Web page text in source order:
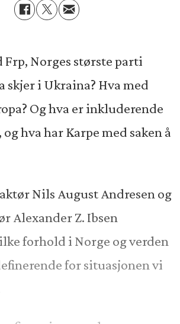
Frp, Norges største parti
skjer i Ukraina? Hva med
Og hva er inkluderende
hva har Karpe med saken å
Nils August Andresen og
Alexander Z. Ibsen
forhold i Norge og verden
for situasjonen vi